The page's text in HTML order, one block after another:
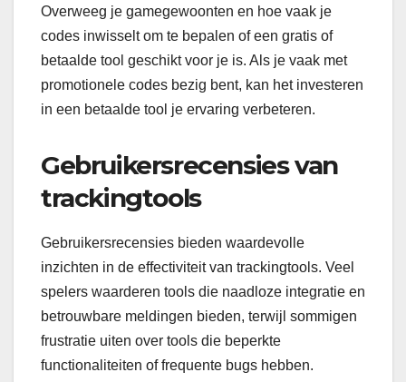
Overweeg je gamegewoonten en hoe vaak je
codes inwisselt om te bepalen of een gratis of
betaalde tool geschikt voor je is. Als je vaak met
promotionele codes bezig bent, kan het investeren
in een betaalde tool je ervaring verbeteren.
Gebruikersrecensies van
trackingtools
Gebruikersrecensies bieden waardevolle
inzichten in de effectiviteit van trackingtools. Veel
spelers waarderen tools die naadloze integratie en
betrouwbare meldingen bieden, terwijl sommigen
frustratie uiten over tools die beperkte
functionaliteiten of frequente bugs hebben.